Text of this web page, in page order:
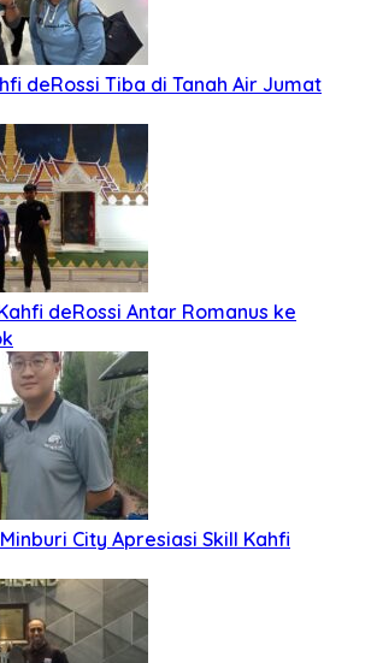
deRossi Tiba di Tanah Air Jumat
deRossi Antar Romanus ke
City Apresiasi Skill Kahfi